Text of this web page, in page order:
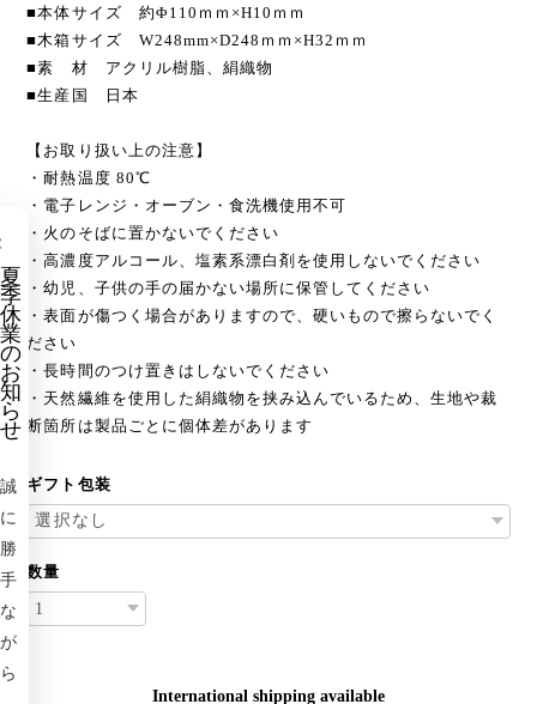
■本体サイズ 約Φ110ｍｍ×H10ｍｍ
■木箱サイズ W248mm×D248ｍｍ×H32ｍｍ
■素 材 アクリル樹脂、絹織物
■生産国 日本
【お取り扱い上の注意】
・耐熱温度 80℃
・電子レンジ・オーブン・食洗機使用不可
・火のそばに置かないでください
・高濃度アルコール、塩素系漂白剤を使用しないでください
・幼児、子供の手の届かない場所に保管してください
・表面が傷つく場合がありますので、硬いもので擦らないでく
ださい
・長時間のつけ置きはしないでください
・天然繊維を使用した絹織物を挟み込んでいるため、生地や裁
断箇所は製品ごとに個体差があります
ギフト包装
数量
International shipping available
夏
季
休
業
の
お
知
ら
せ
誠
に
勝
手
な
が
ら